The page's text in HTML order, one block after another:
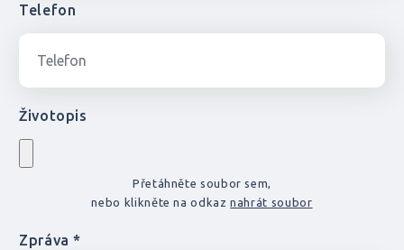
Telefon
Životopis
Přetáhněte soubor sem,
nebo klikněte na odkaznahrát soubor
Zpráva *